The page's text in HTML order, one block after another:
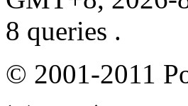
8 queries .
© 2001-2011